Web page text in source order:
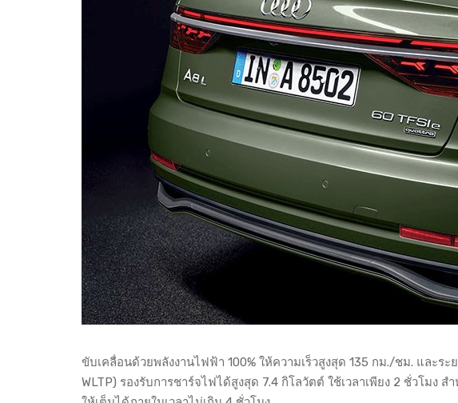
ขับเคลื่อนด้วยพลังงานไฟฟ้า 100% ให้ความเร็วสูงสุด 135 กม./ชม. และร
WLTP) รองรับการชาร์จไฟได้สูงสุด 7.4 กิโลวัตต์ ใช้เวลาเพียง 2 ชั่วโมง